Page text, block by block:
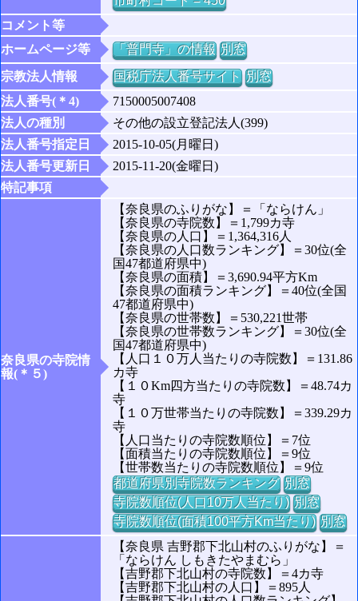
コメント等
ホームページ等
「普門寺」の情報 別窓
宗教法人情報
国税庁法人番号サイト 別窓
法人番号(＊4)
7150005007408
法人の種別
その他の設立登記法人(399)
法人番号指定日
2015-10-05(月曜日)
法人番号更新日
2015-11-20(金曜日)
特記事項
奈良県の寺院情
報(＊５)
【奈良県のふりがな】＝「ならけん」
【奈良県の寺院数】＝1,799カ寺
【奈良県の人口】＝1,364,316人
【奈良県の人口数ランキング】＝30位(全
国47都道府県中)
【奈良県の面積】＝3,690.94平方Km
【奈良県の面積ランキング】＝40位(全国
47都道府県中)
【奈良県の世帯数】＝530,221世帯
【奈良県の世帯数ランキング】＝30位(全
国47都道府県中)
【人口１０万人当たりの寺院数】＝131.86
カ寺
【１０Km四方当たりの寺院数】＝48.74カ
寺
【１０万世帯当たりの寺院数】＝339.29カ
寺
【人口当たりの寺院数順位】＝7位
【面積当たりの寺院数順位】＝9位
【世帯数当たりの寺院数順位】＝9位
都道府県別寺院数ランキング 別窓
寺院数順位(人口10万人当たり) 別窓
寺院数順位(面積100平方Km当たり) 別窓
【奈良県 吉野郡下北山村のふりがな】＝
「ならけん しもきたやまむら」
【吉野郡下北山村の寺院数】＝4カ寺
【吉野郡下北山村の人口】＝895人